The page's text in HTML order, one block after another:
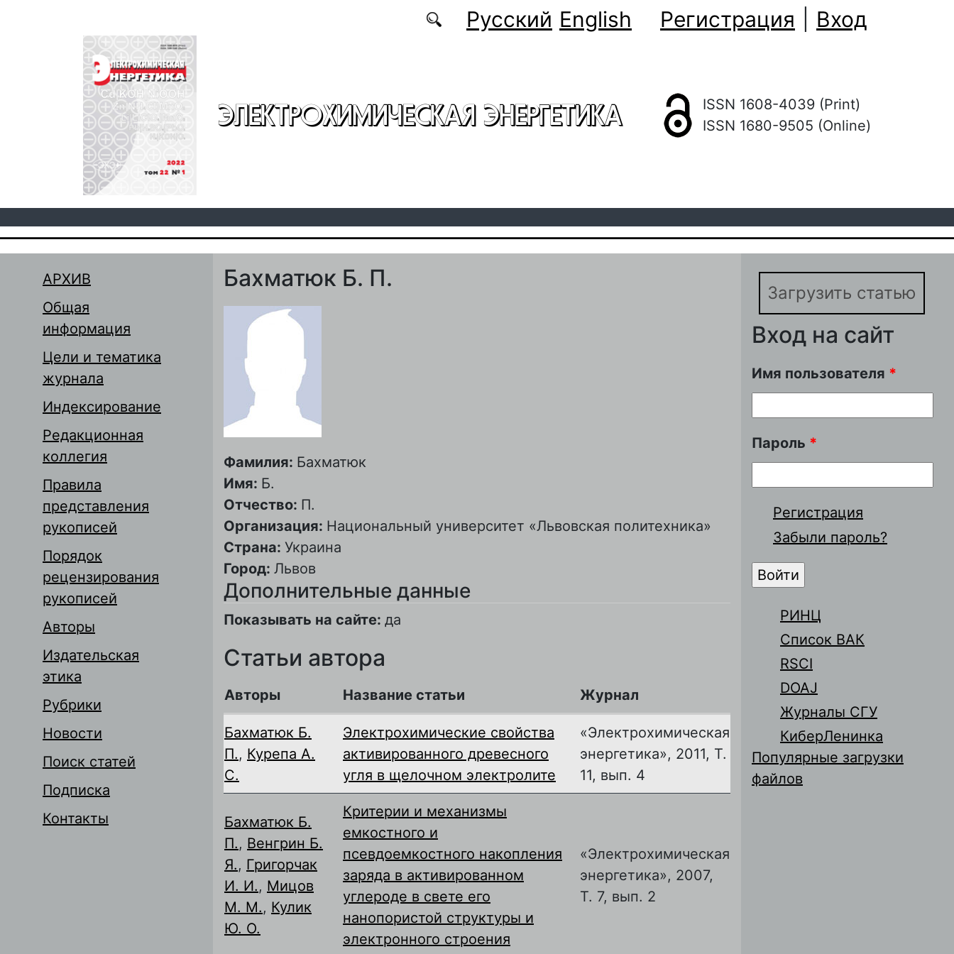
Русский English Регистрация Вход
ЭЛЕКТРОХИМИЧЕСКАЯ ЭНЕРГЕТИКА
ISSN 1608-4039 (Print)
ISSN 1680-9505 (Online)
АРХИВ
Общая
информация
Цели и тематика
журнала
Индексирование
Редакционная
коллегия
Правила
представления
рукописей
Порядок
рецензирования
рукописей
Авторы
Издательская
этика
Рубрики
Новости
Поиск статей
Подписка
Контакты
Бахматюк Б. П.
Фамилия: Бахматюк
Имя: Б.
Отчество: П.
Организация: Национальный университет «Львовская политехника»
Страна: Украина
Город: Львов
Дополнительные данные
Показывать на сайте: да
Статьи автора
Авторы Название статьи Журнал
Бахматюк Б.
П., Курепа А.
С.
Электрохимические свойства
активированного древесного
угля в щелочном электролите
«Электрохимическая
энергетика», 2011, Т.
11, вып. 4
Бахматюк Б.
П., Венгрин Б.
Я., Григорчак
И. И., Мицов
М. М., Кулик
Ю. О.
Критерии и механизмы
емкостного и
псевдоемкостного накопления
заряда в активированном
углероде в свете его
нанопористой структуры и
электронного строения
«Электрохимическая
энергетика», 2007,
Т. 7, вып. 2
Загрузить статью
Вход на сайт
Имя пользователя *
Пароль *
Регистрация
Забыли пароль?
РИНЦ
Список ВАК
RSCI
DOAJ
Журналы СГУ
КиберЛенинка
Популярные загрузки
файлов